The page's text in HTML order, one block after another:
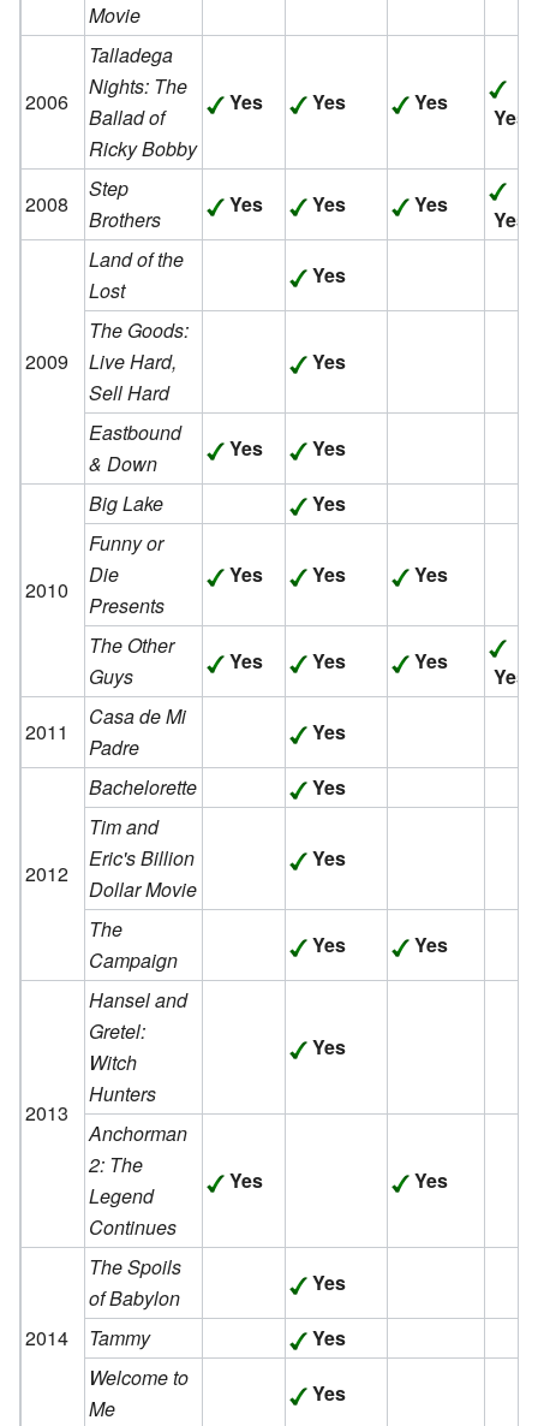
Movie
2006
Talladega
Nights: The
Ballad of
Ricky Bobby
Yes Yes Yes
Yes
2008
Step
Brothers
Yes Yes Yes
Yes
2009
Land of the
Lost
Yes
The Goods:
Live Hard,
Sell Hard
Yes
Eastbound
& Down
Yes Yes
2010
Big Lake
Yes
Funny or
Die
Presents
Yes Yes Yes
The Other
Guys
Yes Yes Yes
Yes
2011
Casa de Mi
Padre
Yes
2012
Bachelorette
Yes
Tim and
Eric's Billion
Dollar Movie
Yes
The
Campaign
Yes Yes
2013
Hansel and
Gretel:
Witch
Hunters
Yes
Anchorman
2: The
Legend
Continues
Yes Yes
2014
The Spoils
of Babylon
Yes
Tammy
Yes
Welcome to
Me
Yes